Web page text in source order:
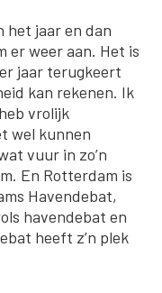
het jaar en dan
er weer aan. Het is
jaar terugkeert
kan rekenen. Ik
vrolijk
wel kunnen
vuur in zo’n
En Rotterdam is
Havendebat,
havendebat en
heeft z’n plek